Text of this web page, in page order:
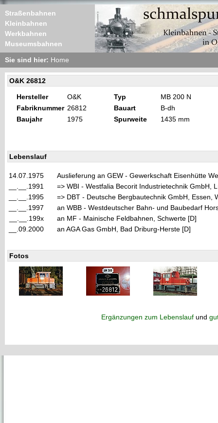
Straßenbahnen
Kleinbahnen
Werkbahnen
Museumsbahnen
Sie sind hier: Home
O&K 26812
Hersteller O&K Typ
MB 200 N
Fabriknummer 26812 Bauart
B-dh
Baujahr
1975 Spurweite 1435 mm
Lebenslauf
14.07.1975
Auslieferung an GEW - Gewerkschaft Eisenhütte
__.__.1991
=> WBI - Westfalia Becorit Industrietechnik GmbH,
__.__.1995
=> DBT - Deutsche Bergbautechnik GmbH, Essen,
__.__.1997
an WBB - Westdeutscher Bahn- und Baubedarf
__.__.199x
an MF - Mainische Feldbahnen, Schwerte [D]
__.09.2000
an AGA Gas GmbH, Bad Driburg-Herste [D]
Fotos
Ergänzungen zum Lebenslaufund